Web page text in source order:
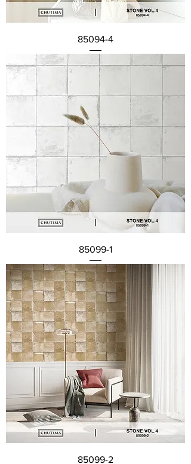
85094-4
85099-1
85099-2